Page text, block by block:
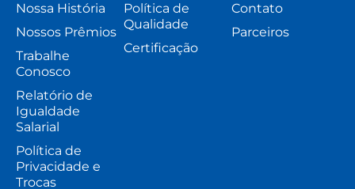
Nossa História
Nossos Prêmios
Trabalhe
Conosco
Relatório de
Igualdade
Salarial
Política de
Privacidade e
Trocas
Política de
Qualidade
Certificação
Contato
Parceiros